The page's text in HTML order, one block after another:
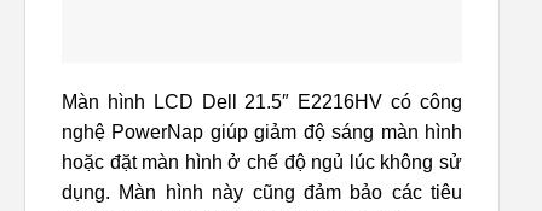
Màn hình LCD Dell 21.5″ E2216HV có công
nghệ PowerNap giúp giảm độ sáng màn hình
hoặc đặt màn hình ở chế độ ngủ lúc không sử
dụng. Màn hình này cũng đảm bảo các tiêu